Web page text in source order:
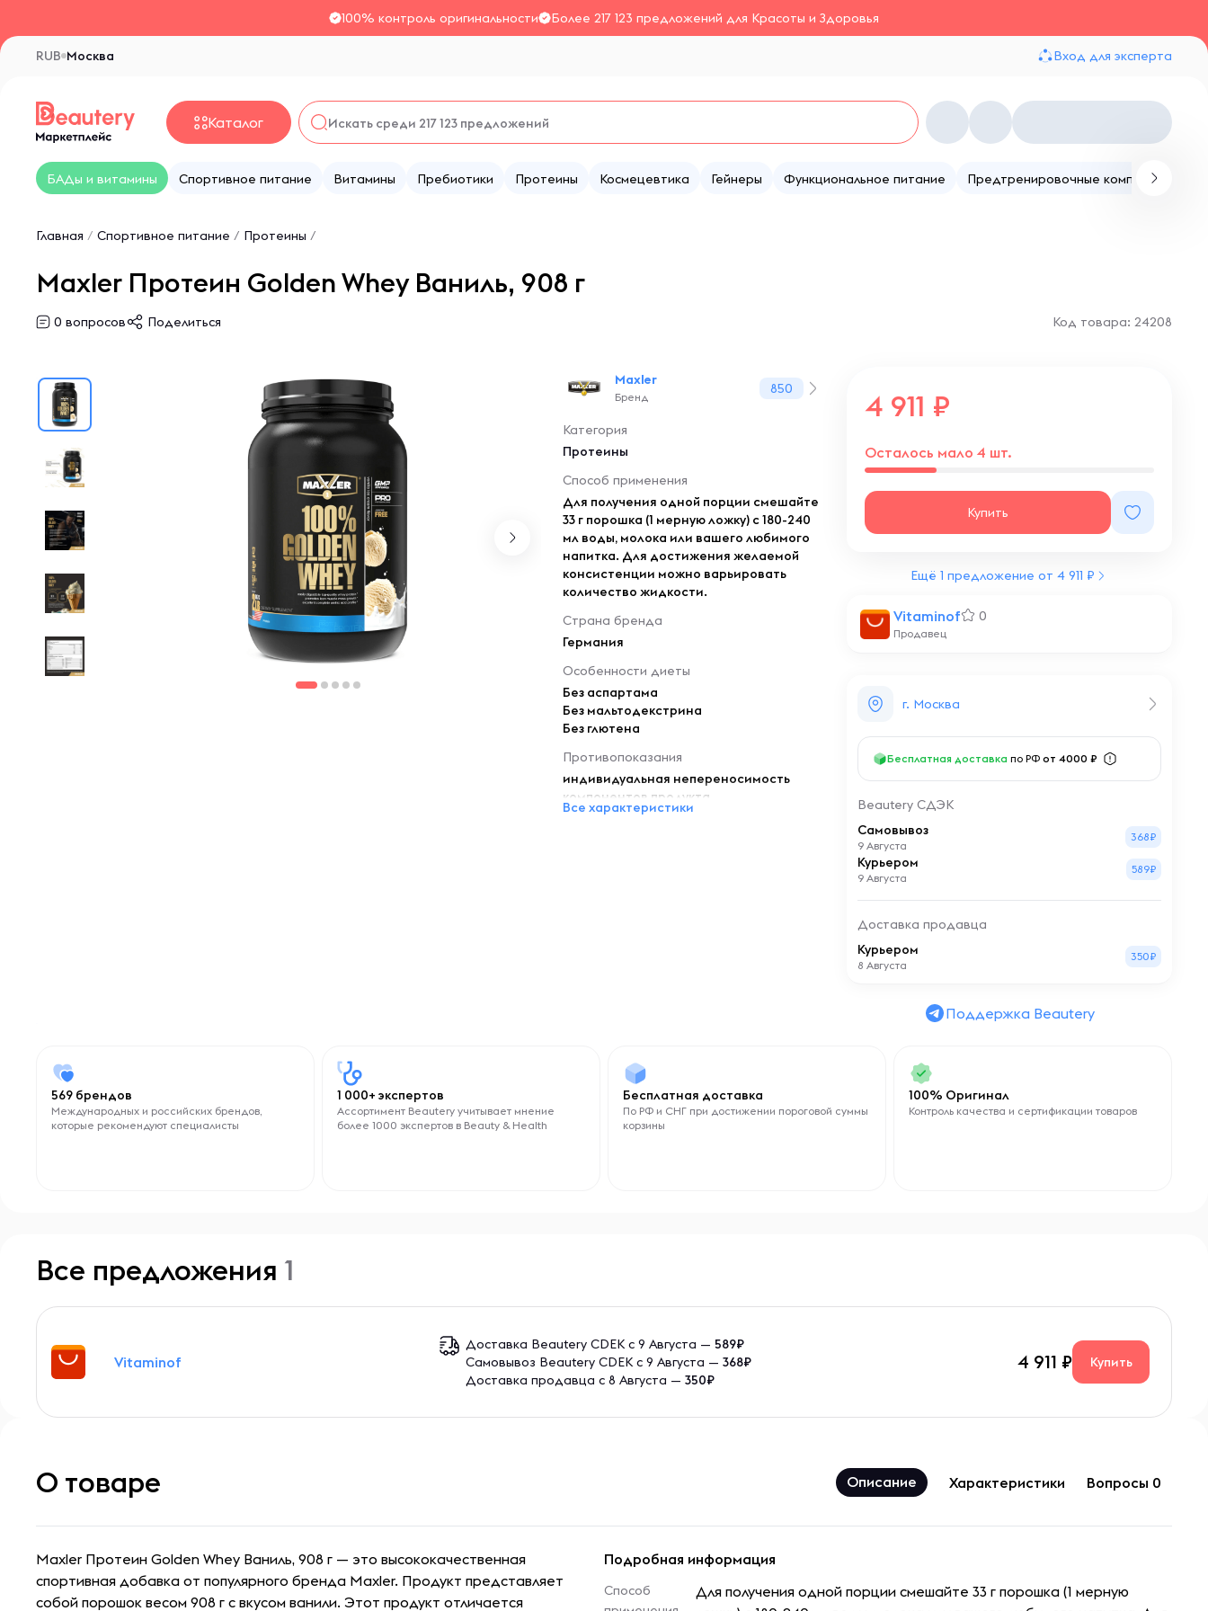
100% контроль оригинальности Более 217 123 предложений для Красоты и Здоровья
Москва
RUB Вход для эксперта
Каталог
БАДы и витамины Спортивное питание Витамины Пребиотики Протеины Космецевтика Гейнеры Функциональное питание Предтренировочные комплексы
Главная / Спортивное питание / Протеины /
Maxler Протеин Golden Whey Ваниль, 908 г
0 вопросов Поделиться Код товара: 24208
Maxler
Бренд
850
Категория
Протеины
Способ применения
Для получения одной порции смешайте
33 г порошка (1 мерную ложку) с 180-240
мл воды, молока или вашего любимого
напитка. Для достижения желаемой
консистенции можно варьировать
количество жидкости.
Страна бренда
Германия
Особенности диеты
Без аспартама
Без мальтодекстрина
Без глютена
Противопоказания
индивидуальная непереносимость
компонентов продукта
беременность и период лактации
Все характеристики
Vitaminof 0
Продавец
4 911
Осталось мало 4 шт.
Купить
г. Москва
Бесплатная доставка по РФ от 4000 ₽
Beautery СДЭК
Самовывоз
9 Августа
368₽
Курьером
9 Августа
589₽
Доставка продавца
Курьером
8 Августа
350₽
Ещё 1 предложение от 4 911 ₽
Поддержка Beautery
569 брендов
Международных и российских брендов,
которые рекомендуют специалисты
1 000+ экспертов
Ассортимент Beautery учитывает мнение
более 1000 экспертов в Beauty & Health
Бесплатная доставка
По РФ и СНГ при достижении пороговой суммы
корзины
100% Оригинал
Контроль качества и сертификации товаров
Все предложения 1
Vitaminof
Доставка Beautery CDEK с 9 Августа —589₽
Самовывоз Beautery CDEK с 9 Августа —368₽
Доставка продавца с 8 Августа —350₽
4 911 Купить
О товаре Описание Характеристики Вопросы 0
Maxler Протеин Golden Whey Ваниль, 908 г — это высококачественная
спортивная добавка от популярного бренда Maxler. Продукт представляет
собой порошок весом 908 г с вкусом ванили. Этот продукт отличается
Подробная информация
Способ
Для получения одной порции смешайте 33 г порошка (1 мерную